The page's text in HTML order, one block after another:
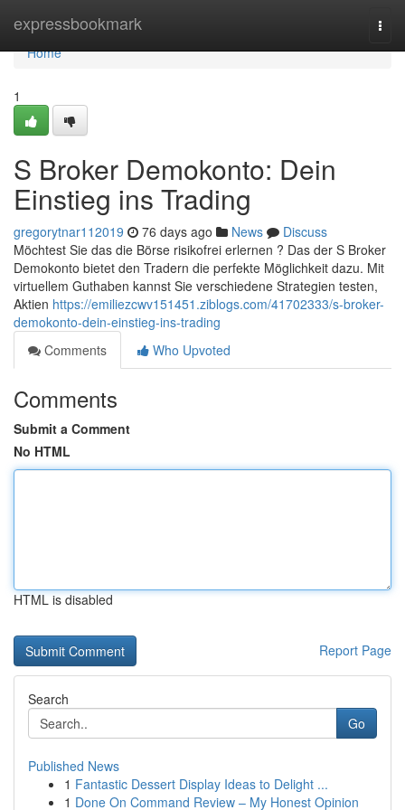
expressbookmark
Home
Home
1
S Broker Demokonto: Dein
Einstieg ins Trading
gregorytnar112019 76 days ago News
Discuss
Möchtest Sie das die Börse risikofrei erlernen ? Das der S Broker
Demokonto bietet den Tradern die perfekte Möglichkeit dazu. Mit
virtuellem Guthaben kannst Sie verschiedene Strategien testen,
Aktien https://emiliezcwv151451.ziblogs.com/41702333/s-broker-
demokonto-dein-einstieg-ins-trading
Comments
Who Upvoted
Comments
Submit a Comment
No HTML
HTML is disabled
Report Page
Search
Go
Published News
1 Fantastic Dessert Display Ideas to Delight ...
1 Done On Command Review – My Honest Opinion